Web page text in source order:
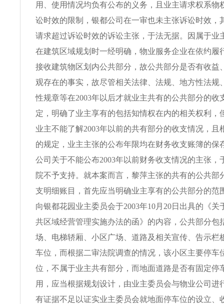
用、使用情况均负有公布的义务，且业主请求权系物
讼时效的限制，银都公司在一审也未主张诉讼时效，
请求超过诉讼时效的诉讼主张，于法无据。因属于业
在建筑区域规划时一经明确，物业服务企业在依约履
接收建筑物区划内公共部分，故公共部分是否有收益
观存在的事实，故尽管相关法律、法规、地方性法规
性规章等在2003年以后才就业主共有的公共部分的收
定，明确了业主享有的包括知情权在内的相关权利，
业主不能了解2003年以前的共有部分的收支情况，且
的规定，业主主张的公布年限均在财务收支账簿的保
公司关于不能公布2003年以前财务收支情况的主张，
院不予支持。就本案而言，黎萍主张的共有的公共部
支明细账目，首先应当明确业主享有的公共部分的范
向银都花园业主委员会于2003年10月20日出具的《关
共区域经营管理实施办法的函》的内容，公共部分包
场、电梯轿厢、小区广场、道路及相关宣传、告示栏
车位，而根据二审法院调查的情况，该小区主要停车
位，不属于业主共有部分，而地面道路是否有固定停
用，应当根据规划设计，由业主委员会与物业公司进
有证据不足以证实业主委员会就地面停车位的设立、